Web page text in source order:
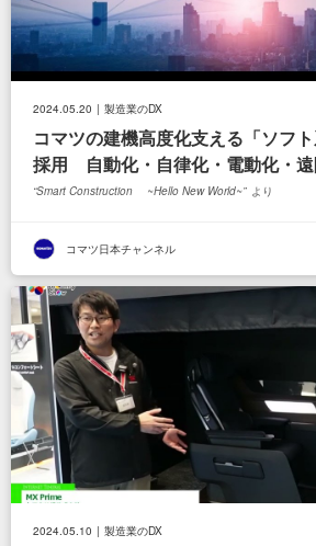
コマツの建機高度化支える「ソフ
採用 自動化・自律化・電動化・
Smart Construction ~Hello New World~ より
2024.05.20 製造業のDX
コマツ日本チャンネル
2024.05.10 製造業のDX